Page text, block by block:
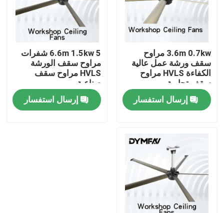
جولة في المعمل
مراقبة الجودة
اتصل بنا
اطلب اقتباس
مراوح كبيرة HVLS
مراوح HVLS الصناعية
مراوح HVLS التجارية
3.6m 0.7kw مراوح
سقف ورشة عمل عالية
الكفاءة HVLS مراوح
سقف تجارية
إرسال استفسار
6.6m 1.5kw 5 شفرات
مراوح سقف الورشة
HVLS مراوح سقف
صناعية
إرسال استفسار